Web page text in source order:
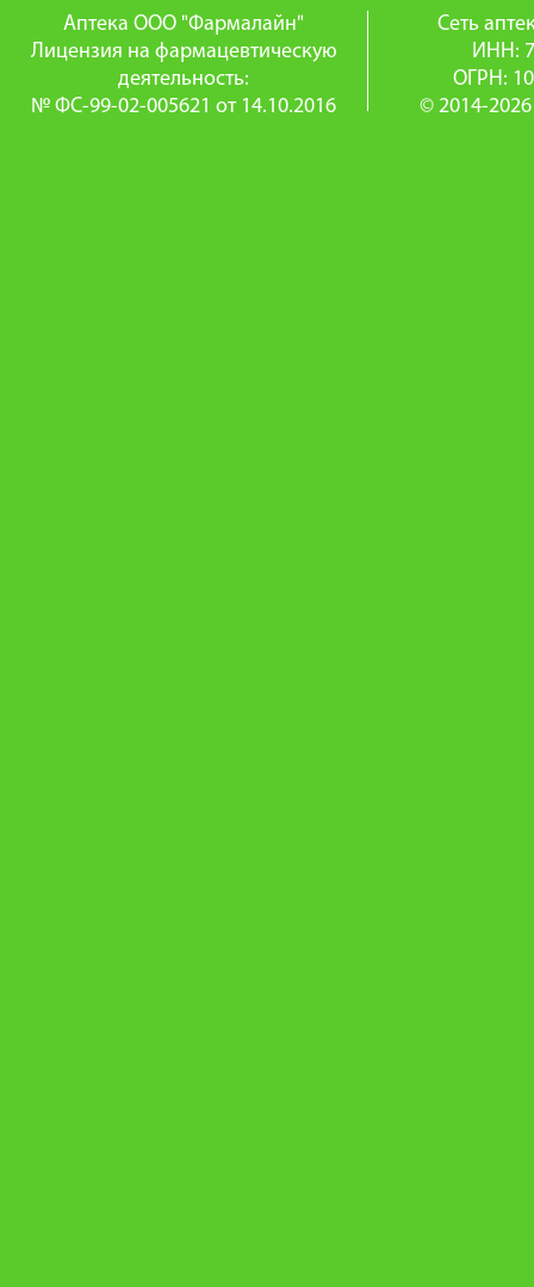
2007
Аптека ООО "Фармалайн"
Лицензия на фармацевтическую
деятельность:
№ ФС-99-02-005621 от 14.10.2016
Сеть
ИНН:
ОГРН:
© 2014-